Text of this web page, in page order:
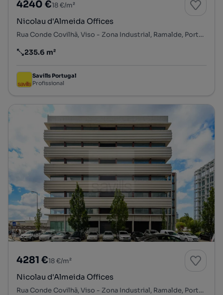
4240 €18 €/m²
Nicolau d'Almeida Offices
Rua Conde Covilhã, Viso - Zona Industrial, Ramalde, Porto, Porto
Preço por metro quadrado
235.6 m²
Savills Portugal
Profissional
4281 €18 €/m²
Nicolau d'Almeida Offices
Rua Conde Covilhã, Viso - Zona Industrial, Ramalde, Porto, Porto